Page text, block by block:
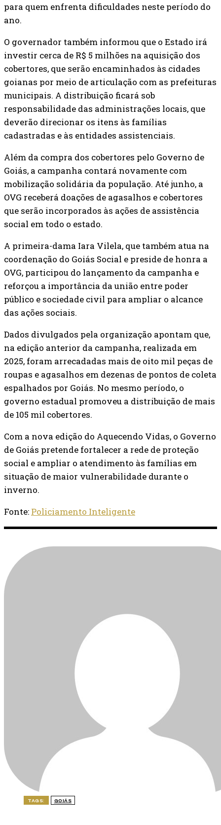
para quem enfrenta dificuldades neste período do
ano.
O governador também informou que o Estado irá
investir cerca de R$ 5 milhões na aquisição dos
cobertores, que serão encaminhados às cidades
goianas por meio de articulação com as prefeituras
municipais. A distribuição ficará sob
responsabilidade das administrações locais, que
deverão direcionar os itens às famílias
cadastradas e às entidades assistenciais.
Além da compra dos cobertores pelo Governo de
Goiás, a campanha contará novamente com
mobilização solidária da população. Até junho, a
OVG receberá doações de agasalhos e cobertores
que serão incorporados às ações de assistência
social em todo o estado.
A primeira-dama Iara Vilela, que também atua na
coordenação do Goiás Social e preside de honra a
OVG, participou do lançamento da campanha e
reforçou a importância da união entre poder
público e sociedade civil para ampliar o alcance
das ações sociais.
Dados divulgados pela organização apontam que,
na edição anterior da campanha, realizada em
2025, foram arrecadadas mais de oito mil peças de
roupas e agasalhos em dezenas de pontos de coleta
espalhados por Goiás. No mesmo período, o
governo estadual promoveu a distribuição de mais
de 105 mil cobertores.
Com a nova edição do Aquecendo Vidas, o Governo
de Goiás pretende fortalecer a rede de proteção
social e ampliar o atendimento às famílias em
situação de maior vulnerabilidade durante o
inverno.
Fonte: Policiamento Inteligente
TAGS: GOIÁS